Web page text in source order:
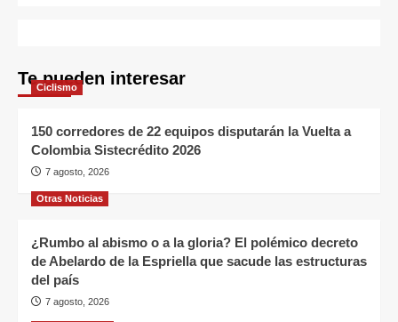
Te pueden interesar
Ciclismo
150 corredores de 22 equipos disputarán la Vuelta a
Colombia Sistecrédito 2026
7 agosto, 2026
Otras Noticias
¿Rumbo al abismo o a la gloria? El polémico decreto
de Abelardo de la Espriella que sacude las estructuras
del país
7 agosto, 2026